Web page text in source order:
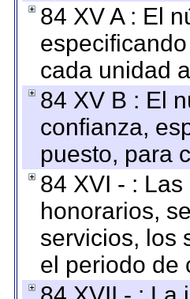
84 XV A : El
cada unidad
84 XV B : El
confianza,
puesto, para
84 XVI - :
honorarios,
servicios, los
el periodo de